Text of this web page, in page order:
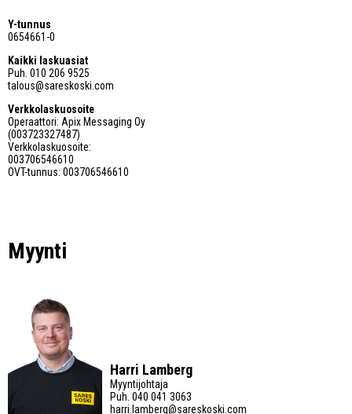
Y-tunnus
0654661-0
Kaikki laskuasiat
Puh. 010 206 9525
talous@sareskoski.com
Verkkolaskuosoite
Operaattori: Apix Messaging Oy
(003723327487)
Verkkolaskuosoite:
003706546610
OVT-tunnus: 003706546610
Myynti
Harri Lamberg
Myyntijohtaja
Puh. 040 041 3063
harri.lamberg@sareskoski.com